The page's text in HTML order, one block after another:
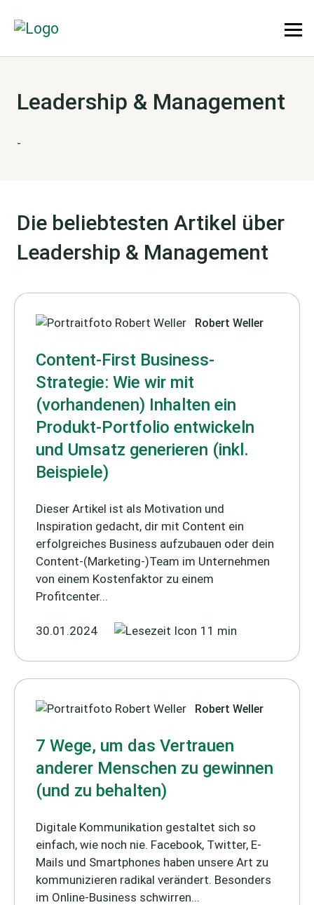
Leadership & Management
-
Die beliebtesten Artikel über
Leadership & Management
Robert Weller
Content-First Business-
Strategie: Wie wir mit
(vorhandenen) Inhalten ein
Produkt-Portfolio entwickeln
und Umsatz generieren (inkl.
Beispiele)
Dieser Artikel ist als Motivation und
Inspiration gedacht, dir mit Content ein
erfolgreiches Business aufzubauen oder dein
Content-(Marketing-)Team im Unternehmen
von einem Kostenfaktor zu einem
Profitcenter...
30.01.2024 11 min
Robert Weller
7 Wege, um das Vertrauen
anderer Menschen zu gewinnen
(und zu behalten)
Digitale Kommunikation gestaltet sich so
einfach, wie noch nie. Facebook, Twitter, E-
Mails und Smartphones haben unsere Art zu
kommunizieren radikal verändert. Besonders
im Online-Business schwirren...